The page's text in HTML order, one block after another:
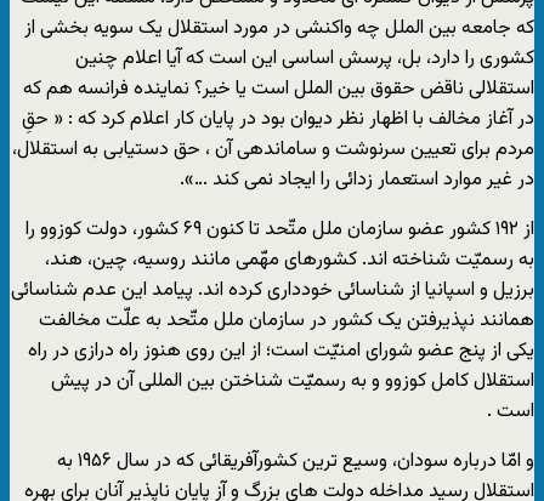
که جامعه بین الملل چه واکنشی در مورد استقلال یک سویه بخشی از
کشوری را دارد، بل، پرسش اساسی این است که آیا اعلام چنین
استقلالی ناقض حقوق بین الملل است یا خیر؟ نماینده فرانسه هم که
در آغاز مخالف با اظهار نظر دیوان بود در پایان کار اعلام کرد که : « حقِ
مردم برای تعیین سرنوشت و ساماندهی آن ، حق دستیابی به استقلال،
در غیر موارد استعمار زدائی را ایجاد نمی کند …».
از ۱۹۲ کشور عضو سازمان ملل متّحد تا کنون ۶۹ کشور، دولت کوزوو را
به رسمیّت شناخته اند. کشورهای مهّمی مانند روسیه، چین، هند،
برزیل و اسپانیا از شناسائی خودداری کرده اند. پیامد این عدم شناسائی
همانند نپذیرفتن یک کشور در سازمان ملل متّحد به علّت مخالفت
یکی از پنج عضو شورای امنیّت است؛ از این روی هنوز راه درازی در راه
استقلال کامل کوزوو و به رسمیّت شناختن بین المللی آن در پیش
است .
و امّا درباره سودان، وسیع ترین کشورآفریقائی که در سال ۱۹۵۶ به
استقلال رسید مداخله دولت های بزرگ و آز پایان ناپذیر آنان برای بهره